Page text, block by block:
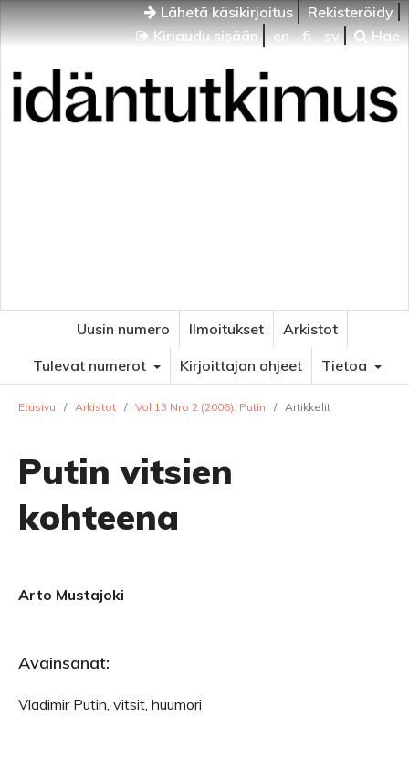
Lähetä käsikirjoitus
Rekisteröidy
Kirjaudu sisään
en fi sv Hae
Uusin numero Ilmoitukset
Arkistot
Tulevat numerot
Kirjoittajan ohjeet Tietoa
Etusivu / Arkistot / Vol 13 Nro 2 (2006): Putin / Artikkelit
Putin vitsien
kohteena
Arto Mustajoki
Avainsanat:
Vladimir Putin, vitsit, huumori